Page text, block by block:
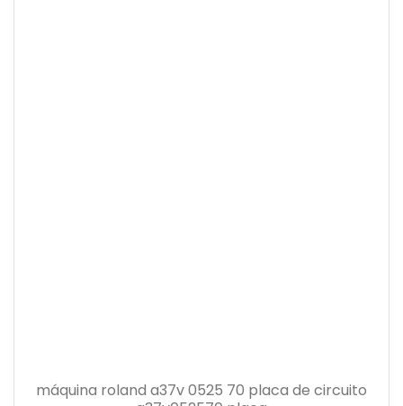
máquina roland a37v 0525 70 placa de circuito